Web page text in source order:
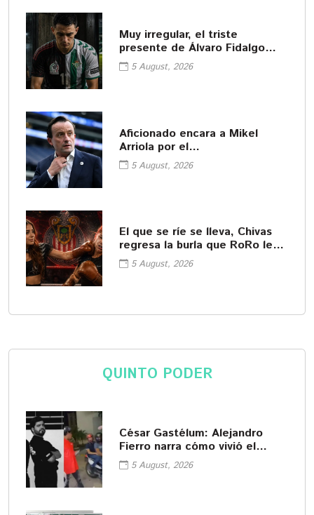
Muy irregular, el triste
presente de Álvaro Fidalgo
tras ir a Europa
5 August, 2026
Aficionado encara a Mikel
Arriola por el
ascenso/descenso
5 August, 2026
El que se ríe se lleva, Chivas
regresa la burla que RoRo le
hizo a Rivers
5 August, 2026
QUINTO PODER
César Gastélum: Alejandro
Fierro narra cómo vivió el
asesinato del influencer
5 August, 2026